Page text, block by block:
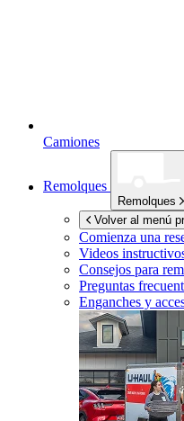
Camiones
Remolques
Remolques
Volver al menú
Comienza una
Videos
Consejos para
Preguntas
Enganches y